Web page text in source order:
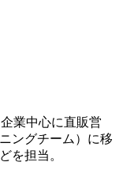
業中心に直販営
ングチーム）に移
を担当。